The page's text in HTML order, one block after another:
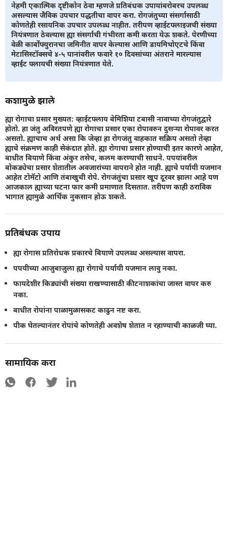
नेहमी एकात्मिक दृष्टीकोन ठेवा म्हणजे प्रतिबंधक उपायांबरोबरच उपलब्ध
असल्यास जैविक उपचार पद्धतीचा वापर करा. रोगजंतुच्या संसर्गासाठी
कोणतेही रसायनिक उपचार उपलब्ध नाहीत. तरीपण व्हाईटफ्लाइजची संख्या
नियंत्रणात ठेवल्यास ह्या संसर्गाची गंभीरता कमी करता येऊ शकते. पेरणीच्या
वेळी कार्बोफ्युरानचा जमिनीत वापर केल्यास आणि डायमिथोएटचे किंवा
मेटासिस्टॉक्सचे ४-५ पानांवरील फवारे १० दिवसांच्या अंतराने मारल्यास
व्हाईट फ्लायची संख्या नियंत्रणात येते.
कशामुळे झाले
ह्या रोगाचा प्रसार मुख्यत: व्हाईटफ्लाय बेमिशिया टबासी नावाच्या रोगजंतुद्वारे
होतो. हा जंतु अविरतपणे ह्या रोगाचा प्रसार एका रोपावरुन दुसर्‍या रोपावर करत
असतो. ह्याचाच अर्थ असा कि जेव्हा हा रोगजंतु वाहकात सक्रिय असतो तेव्हा
ह्याचे संक्रमण काही सेकंदात होते. ह्या रोगाचा प्रसार होण्याची इतर कारणे आहेत,
बाधीत बियाणे किंवा अंकुर तसेच, कलम करण्याची साधने. पपयांबरील
बोकड्येचा प्रसार शेतातील अवजारांच्या वापराने होत नाही. ह्याचे पर्यायी यजमान
आहेत टोमॅटो आणि तंबाखुची रोपे. रोगजंतुंचा प्रसार खूप दूरवर झाला आहे पण
आजकाल ह्याच्या घटना फार कमी प्रमाणात दिसतात. तरीपण काही ठराविक
भागात ह्यामुळे आर्थिक नुकसान होऊ शकते.
प्रतिबंधक उपाय
ह्या रोगास प्रतिरोधक प्रकारचे बियाणे उपलब्ध असल्यास वापरा.
पपयीच्या आजुबाजुला ह्या रोगाचे पर्यायी यजमान लावु नका.
फायदेशीर किड्यांची संख्या राखण्यासाठी कीटनाशकांचा जास्त वापर करु
नका.
बाधीत रोपांना पाळामुळासकट काढुन नष्ट करा.
पीक घेतल्यानंतर रोपांचे कोणतेही अवशेष शेतात न रहाण्याची काळजी घ्या.
सामायिक करा